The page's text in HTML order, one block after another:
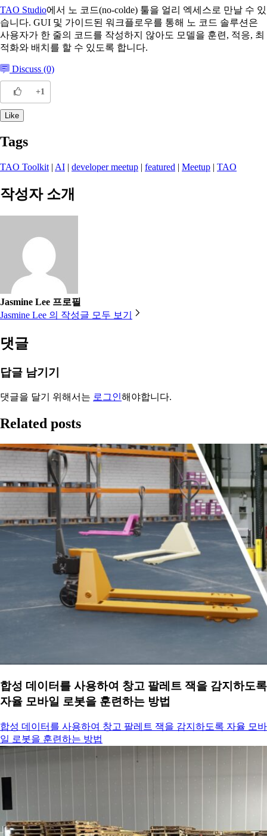
TAO Studio에서 노 코드(no-colde) 툴을 얼리 엑세스로 만날 수 있
습니다. GUI 및 가이드된 워크플로우를 통해 노 코드 솔루션은
사용자가 한 줄의 코드를 작성하지 않아도 모델을 훈련, 적응, 최
적화와 배치를 할 수 있도록 합니다.
Discuss (0)
+1
Like
Tags
TAO Toolkit | AI | developer meetup | featured | Meetup | TAO
작성자 소개
Jasmine Lee 프로필
Jasmine Lee 의 작성글 모두 보기
댓글
답글 남기기
댓글을 달기 위해서는 로그인해야합니다.
Related posts
합성 데이터를 사용하여 창고 팔레트 잭을 감지하도록
자율 모바일 로봇을 훈련하는 방법
합성 데이터를 사용하여 창고 팔레트 잭을 감지하도록 자율 모바
일 로봇을 훈련하는 방법